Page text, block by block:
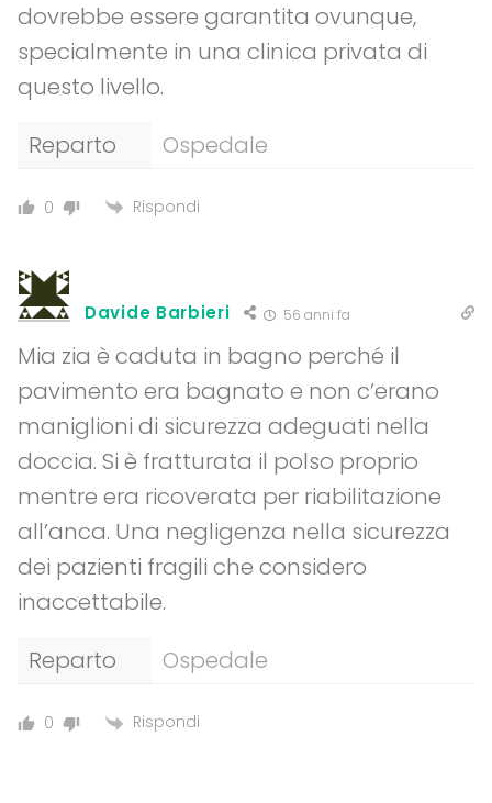
dovrebbe essere garantita ovunque,
specialmente in una clinica privata di
questo livello.
Reparto
Ospedale
0 Rispondi
Davide Barbieri 56 anni fa
Mia zia è caduta in bagno perché il
pavimento era bagnato e non c’erano
maniglioni di sicurezza adeguati nella
doccia. Si è fratturata il polso proprio
mentre era ricoverata per riabilitazione
all’anca. Una negligenza nella sicurezza
dei pazienti fragili che considero
inaccettabile.
Reparto
Ospedale
0 Rispondi